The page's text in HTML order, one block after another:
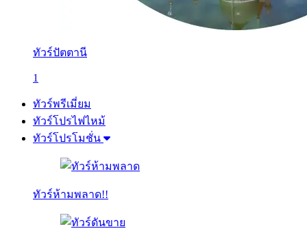
ทัวร์ปัตตานี
1
ทัวร์พรีเมี่ยม
ทัวร์โปรไฟไหม้
ทัวร์โปรโมชั่น
ทัวร์ห้ามพลาด!!